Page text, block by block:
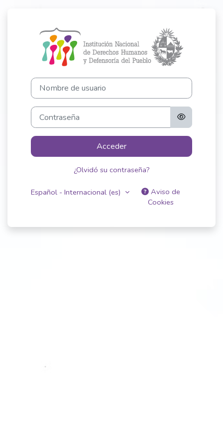
Entrar a
Nombre de usuario
Contraseña
Acceder
¿Olvidó su contraseña?
Español - Internacional ‎(es)‎
Aviso de
Cookies